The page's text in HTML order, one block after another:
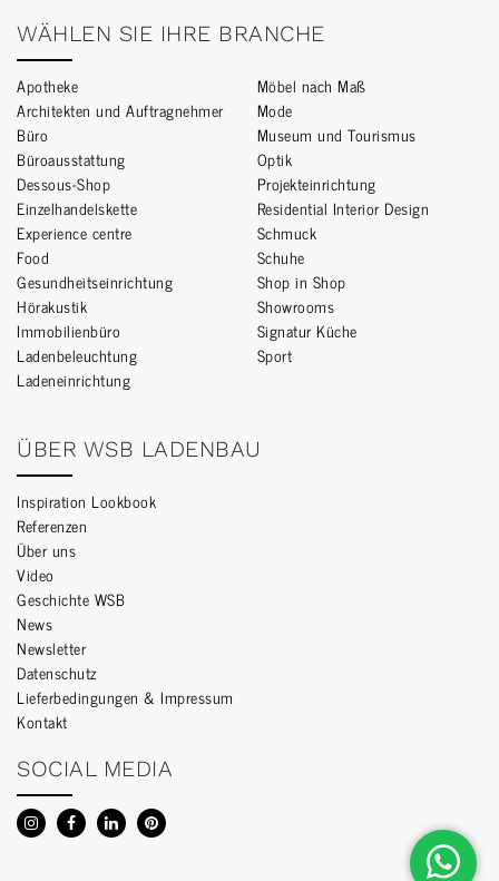
WÄHLEN SIE IHRE BRANCHE
Apotheke
Architekten und Auftragnehmer
Büro
Büroausstattung
Dessous-Shop
Einzelhandelskette
Experience centre
Food
Gesundheitseinrichtung
Hörakustik
Immobilienbüro
Ladenbeleuchtung
Ladeneinrichtung
Möbel nach Maß
Mode
Museum und Tourismus
Optik
Projekteinrichtung
Residential Interior Design
Schmuck
Schuhe
Shop in Shop
Showrooms
Signatur Küche
Sport
ÜBER WSB LADENBAU
Inspiration Lookbook
Referenzen
Über uns
Video
Geschichte WSB
News
Newsletter
Datenschutz
Lieferbedingungen & Impressum
Kontakt
SOCIAL MEDIA